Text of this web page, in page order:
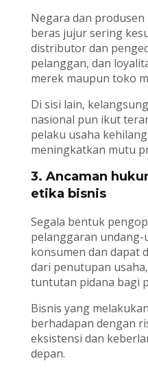
Negara dan
beras jujur sering
distributor dan
pelanggan, dan
merek maupun toko
Di sisi lain,
nasional pun ikut
pelaku usaha
meningkatkan mutu
3. Ancaman
etika bisnis
Segala bentuk
pelanggaran
konsumen dan dapat
dari penutupan
tuntutan pidana bagi
Bisnis yang
berhadapan dengan
eksistensi dan
depan.